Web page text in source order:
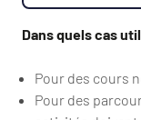
Dans quels cas
Pour des cours
Pour des